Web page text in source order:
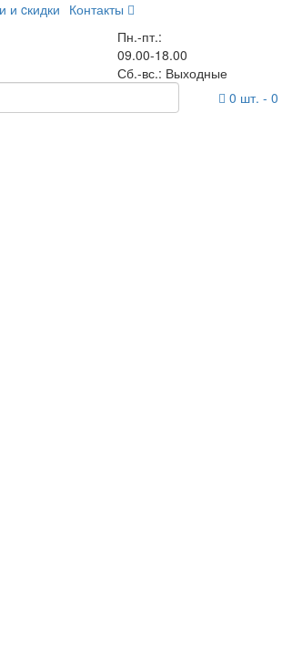
и cкидки Контакты
Пн.-пт.:
09.00-18.00
Сб.-вс.: Выходные
0 шт. - 0